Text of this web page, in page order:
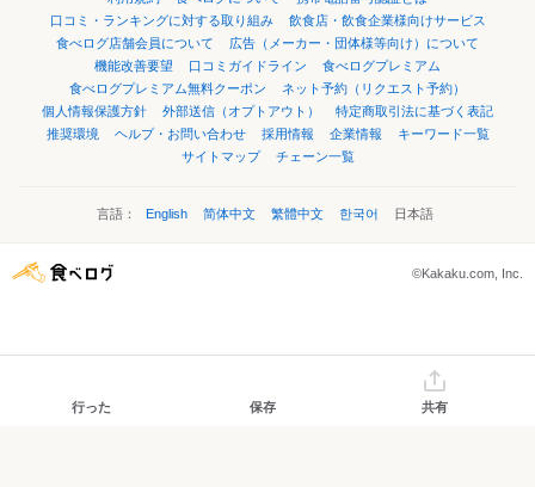
口コミ・ランキングに対する取り組み
飲食店・飲食企業様向けサービス
食べログ店舗会員について
広告（メーカー・団体様等向け）について
機能改善要望
口コミガイドライン
食べログプレミアム
食べログプレミアム無料クーポン
ネット予約（リクエスト予約）
個人情報保護方針
外部送信（オプトアウト）
特定商取引法に基づく表記
推奨環境
ヘルプ・お問い合わせ 採用情報 企業情報
キーワード一覧
サイトマップ
チェーン一覧
言語： English 简体中文 繁體中文 한국어 日本語
©Kakaku.com, Inc.
行った 保存 共有